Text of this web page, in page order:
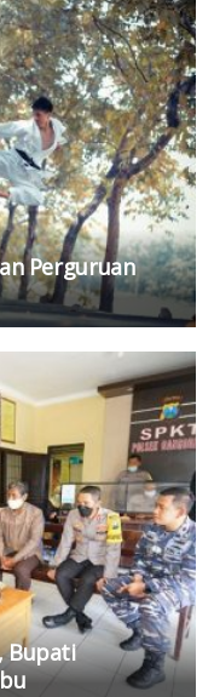
Perguruan
Bupati